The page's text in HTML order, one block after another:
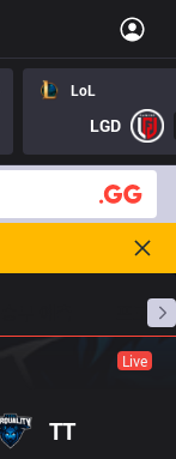
LoL
LGD
프로빌
Live
TT